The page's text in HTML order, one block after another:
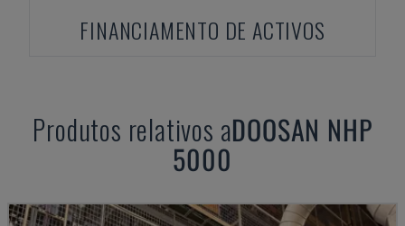
FINANCIAMENTO DE ACTIVOS
Produtos relativos aDOOSAN NHP
5000